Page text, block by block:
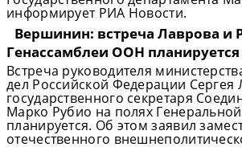
информирует РИА Новости.
Вершинин: встреча Лаврова и
Генассамблеи ООН планируется
Встреча руководителя
дел Российской Федерации Сергея
государственного секретаря
Марко Рубио на полях
планируется. Об этом заявил
отечественного